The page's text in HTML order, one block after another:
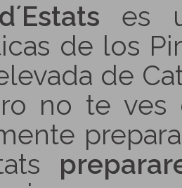
es
de los
de
no te ves